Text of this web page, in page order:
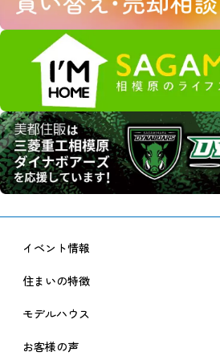
イベント情報
住まいの特徴
モデルハウス
お客様の声